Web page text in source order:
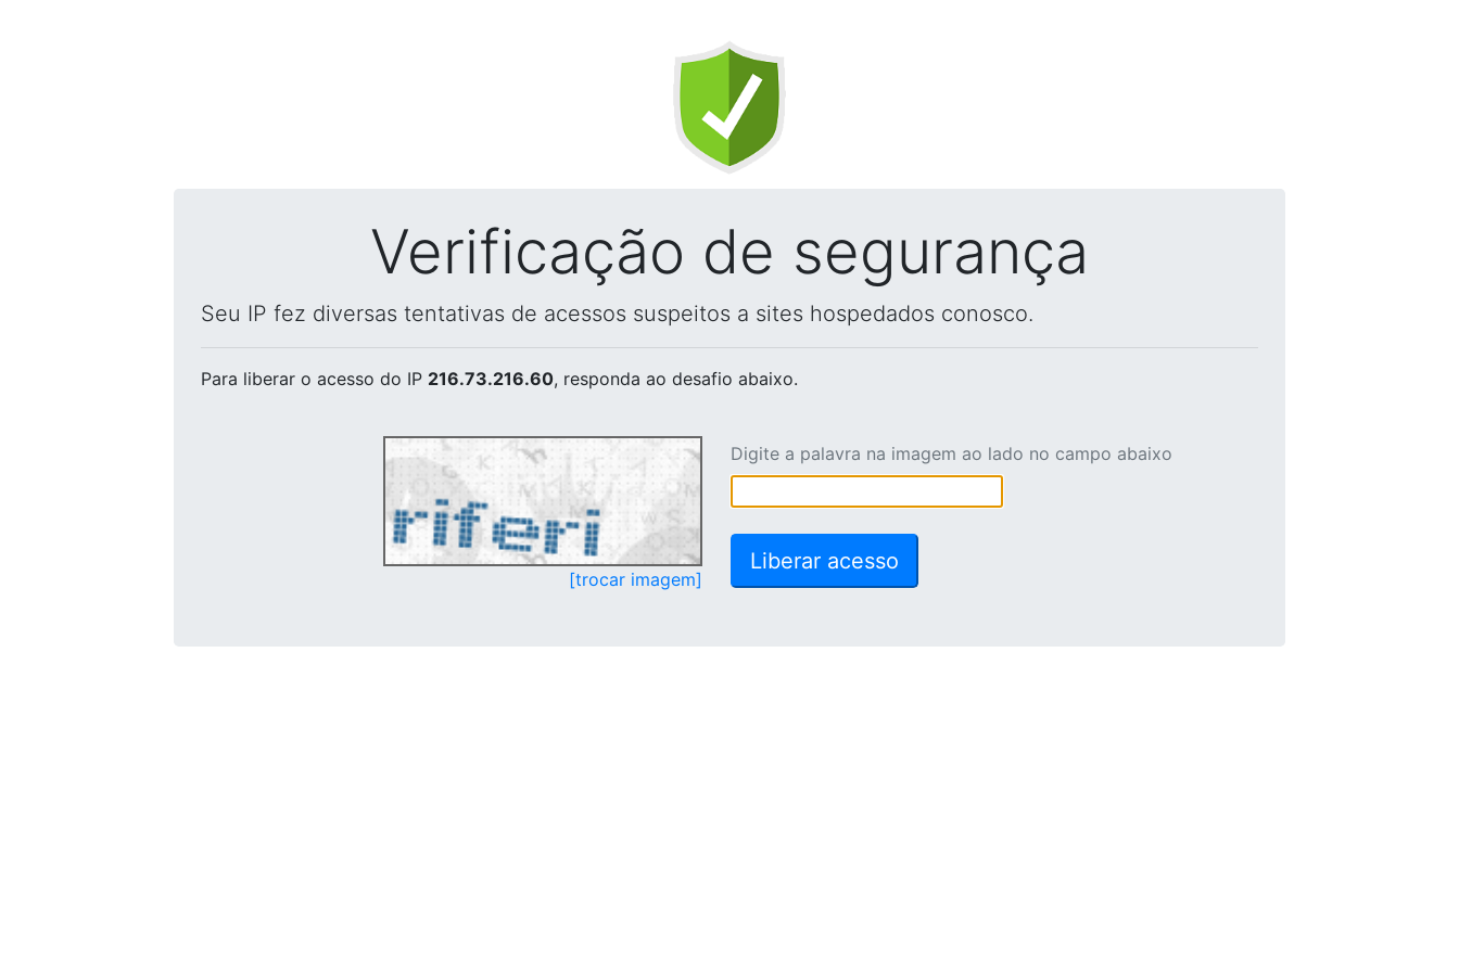
Verificação de segurança
Seu IP fez diversas tentativas de acessos suspeitos a sites hospedados conosco.
Para liberar o acesso do IP 216.73.216.60, responda ao desafio abaixo.
[trocar imagem]
Digite a palavra na imagem ao lado no campo abaixo